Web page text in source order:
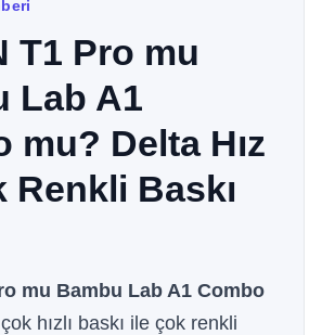
T1 Pro mu
Lab A1
mu? Delta Hız
Renkli Baskı
mu Bambu Lab A1 Combo
hızlı baskı ile çok renkli